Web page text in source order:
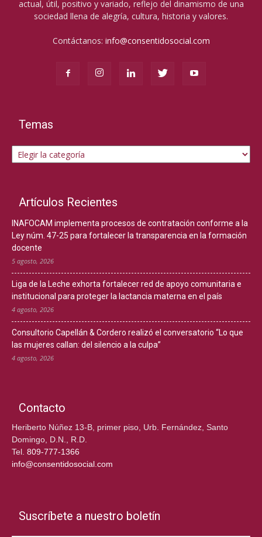
actual, útil, positivo y variado, reflejo del dinamismo de una
sociedad llena de alegría, cultura, historia y valores.
Contáctanos: info@consentidosocial.com
Temas
Temas
Artículos Recientes
INAFOCAM implementa procesos de contratación conforme a la
Ley núm. 47-25 para fortalecer la transparencia en la formación
docente
5 agosto, 2026
Liga de la Leche exhorta fortalecer red de apoyo comunitaria e
institucional para proteger la lactancia materna en el país
4 agosto, 2026
Consultorio Capellán & Cordero realizó el conversatorio “Lo que
las mujeres callan: del silencio a la culpa”
4 agosto, 2026
Contacto
Heriberto Núñez 13-B, primer piso, Urb. Fernández, Santo
Domingo, D.N., R.D.
Tel. 809-777-1366
info@consentidosocial.com
Suscríbete a nuestro boletín